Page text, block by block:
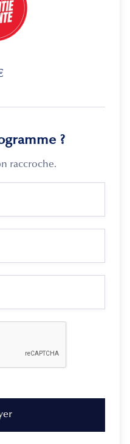
?
raccroche.